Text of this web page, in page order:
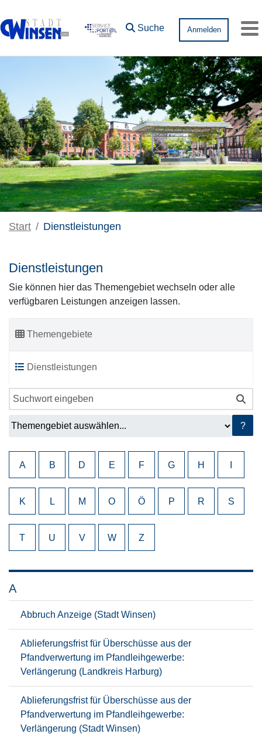
Suche
Anmelden
Start Dienstleistungen
Dienstleistungen
Sie können hier das Themengebiet wechseln oder alle
verfügbaren Leistungen anzeigen lassen.
Themengebiete
Dienstleistungen
?
A B D E F G H
K L M O Ö P R S
T U V W Z
A
Abbruch Anzeige (Stadt Winsen)
Ablieferungsfrist für Überschüsse aus der
Pfandverwertung im Pfandleihgewerbe:
Verlängerung (Landkreis Harburg)
Ablieferungsfrist für Überschüsse aus der
Pfandverwertung im Pfandleihgewerbe:
Verlängerung (Stadt Winsen)